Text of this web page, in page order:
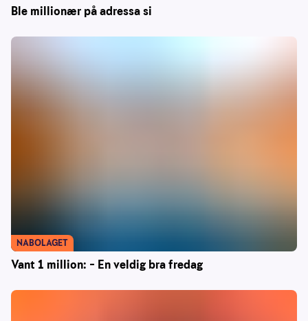
Ble millionær på adressa si
Vant 1 million: – En veldig bra fredag
NABOLAGET